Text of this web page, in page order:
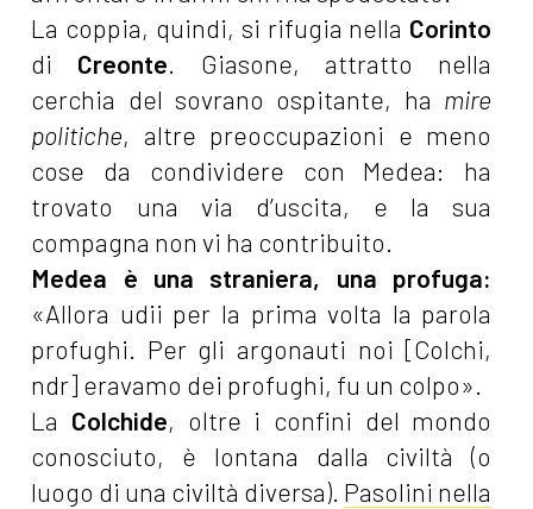
La coppia, quindi, si rifugia nella Corinto
di Creonte. Giasone, attratto nella
cerchia del sovrano ospitante, ha mire
politiche, altre preoccupazioni e meno
cose da condividere con Medea: ha
trovato una via d’uscita, e la sua
compagna non vi ha contribuito.
Medea è una straniera, una profuga:
«Allora udii per la prima volta la parola
profughi. Per gli argonauti noi [Colchi,
ndr] eravamo dei profughi, fu un colpo».
La Colchide, oltre i confini del mondo
conosciuto, è lontana dalla civiltà (o
luogo di una civiltà diversa). Pasolini nella